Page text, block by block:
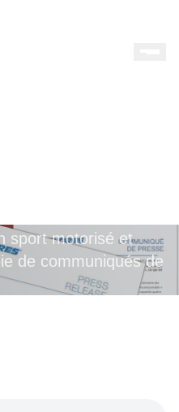
sport motorisé et
de communiqués de